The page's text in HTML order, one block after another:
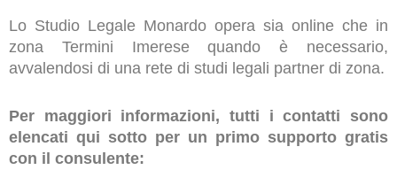
Lo Studio Legale Monardo opera sia online che in
zona Termini Imerese quando è necessario,
avvalendosi di una rete di studi legali partner di zona.
Per maggiori informazioni, tutti i contatti sono
elencati qui sotto per un primo supporto gratis
con il consulente: